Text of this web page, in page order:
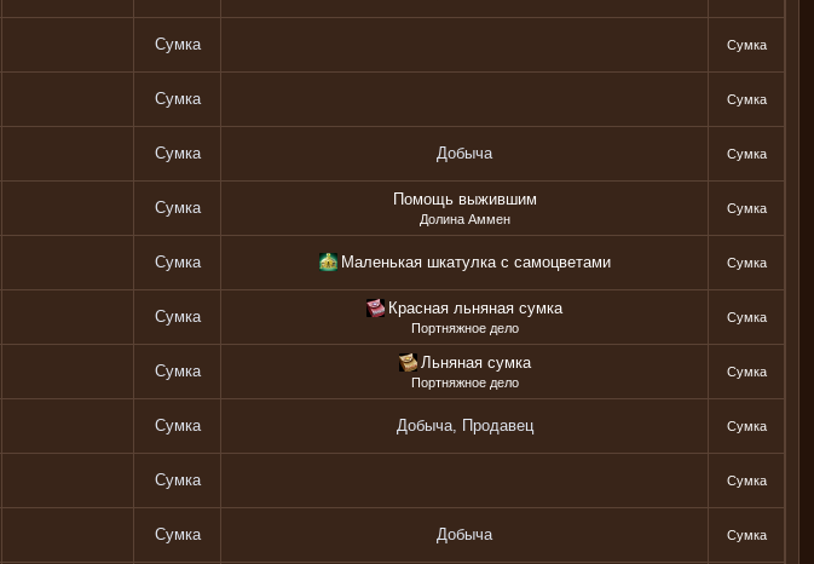
Сумка Сумка
Сумка Сумка
Сумка Добыча Сумка
Сумка Помощь выжившим
Долина Аммен
Сумка
Сумка Маленькая шкатулка с самоцветами Сумка
Сумка Красная льняная сумка
Портняжное дело
Сумка
Сумка Льняная сумка
Портняжное дело
Сумка
Сумка Добыча, Продавец Сумка
Сумка Сумка
Сумка Добыча Сумка